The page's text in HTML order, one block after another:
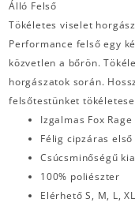
Álló Felső
Tökéletes viselet
Performance felső egy
közvetlen a bőrön.
horgászatok során.
felsőtestünket
Izgalmas Fox
Félig cipzáras első
Csúcsminőségű
100% poliészter
Elérhető S, M, L,